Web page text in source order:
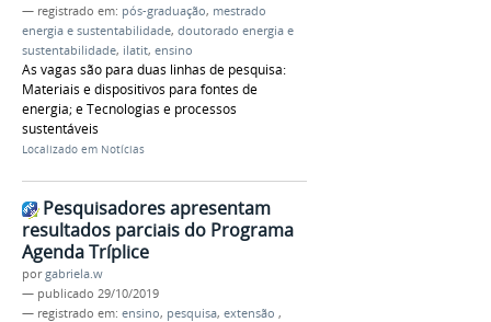
— registrado em: pós-graduação, mestrado
energia e sustentabilidade, doutorado energia e
sustentabilidade, ilatit, ensino
As vagas são para duas linhas de pesquisa:
Materiais e dispositivos para fontes de
energia; e Tecnologias e processos
sustentáveis
Localizado em Notícias
Pesquisadores apresentam
resultados parciais do Programa
Agenda Tríplice
porgabriela.w
— publicado 29/10/2019
— registrado em: ensino, pesquisa, extensão ,